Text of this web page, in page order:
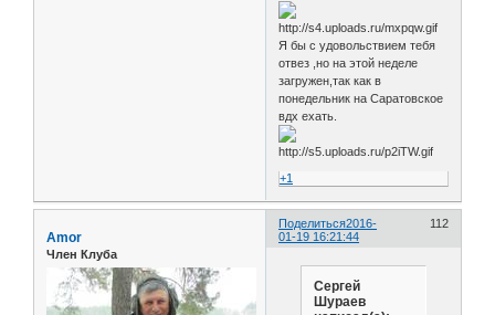
Я бы с удовольствием тебя
отвез ,но на этой неделе
загружен,так как в
понедельник на Саратовское
вдх ехать.
+1
Поделиться 112
2016-
01-19 16:21:44
Amor
Член Клуба
Сергей
Шураев